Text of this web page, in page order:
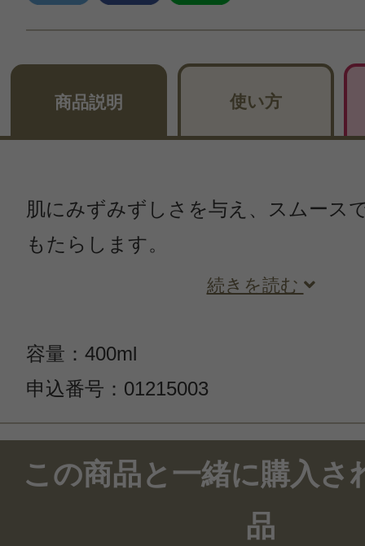
商品説明 使い方
肌にみずみずしさを与え、スムース
もたらします。
続きを読む
容量：400ml
申込番号：01215003
この商品のクチコミ
2件のレビュー
この商品と一緒に購入さ
品